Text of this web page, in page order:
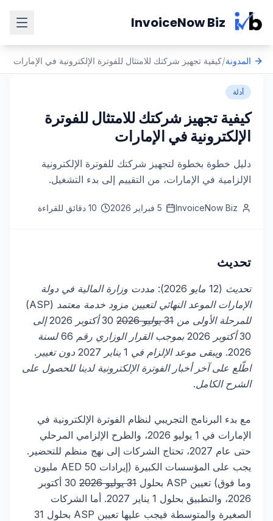
InvoiceNow Biz
المدونة/كيفية تجهيز شركتك للامتثال للفوترة الإلكترونية في الإمارات
أدلة
كيفية تجهيز شركتك للامتثال للفوترة
الإلكترونية في الإمارات
دليل خطوة بخطوة لتجهيز شركتك للفوترة الإلكترونية
الإلزامية في الإمارات، من التقييم إلى بدء التشغيل.
InvoiceNow Biz 5 فبراير 2026 10 دقائق للقراءة
تحديث
تحديث (12 مايو 2026): مددت وزارة المالية في دولة
الإمارات الموعد النهائي لتعيين مزود خدمة معتمد (ASP)
للمرحلة الأولى من 31 يوليو 2026
30 أكتوبر 2026 إلى
30 أكتوبر 2026 بموجب القرار الوزاري رقم 66 لسنة
2026. ويبقى موعد الإلزام في 1 يناير 2027 دون تغيير.
اطّلع على آخر أخبار الفوترة الإلكترونية لدينا للحصول على
الشرح الكامل.
مع بدء البرنامج التجريبي لنظام الفوترة الإلكترونية في
الإمارات في 1 يوليو 2026، والطرح الإلزامي المرحلي
حتى عام 2027، تحتاج الشركات إلى نهج منظم للتحضير.
يجب على المؤسسات الكبيرة (إيرادات AED 50 مليون
وما فوق) تعيين ASP بحلول
31 يوليو 2026
30 أكتوبر
2026، والتطبيق بحلول 1 يناير 2027. أما الشركات
الصغيرة والمتوسطة فيجب عليها تعيين ASP بحلول 31